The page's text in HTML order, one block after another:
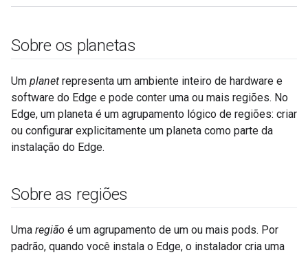
Sobre os planetas
Um planet representa um ambiente inteiro de hardware e
software do Edge e pode conter uma ou mais regiões. No
Edge, um planeta é um agrupamento lógico de regiões: criar
ou configurar explicitamente um planeta como parte da
instalação do Edge.
Sobre as regiões
Uma região é um agrupamento de um ou mais pods. Por
padrão, quando você instala o Edge, o instalador cria uma